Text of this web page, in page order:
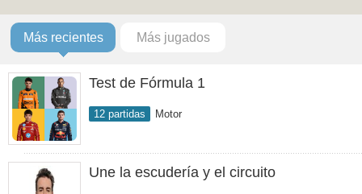
Más recientes Más jugados
Test de Fórmula 1
12 partidas Motor
Une la escudería y el circuito